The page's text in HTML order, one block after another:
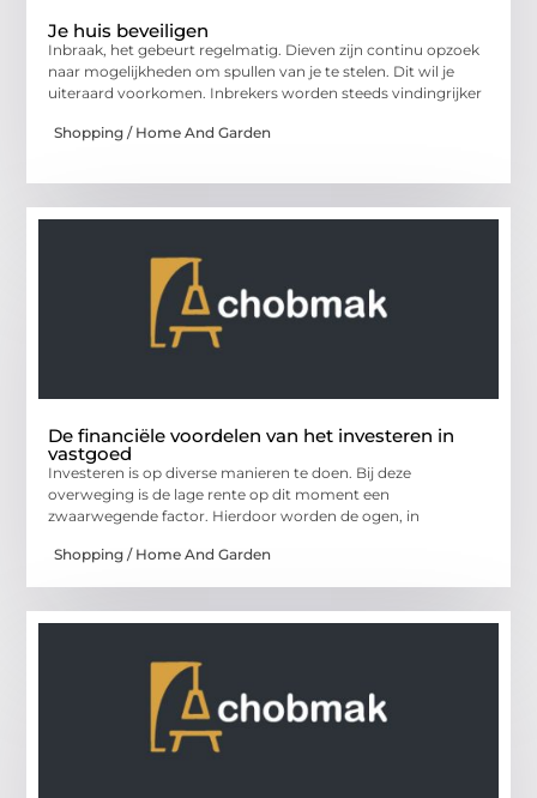
Je huis beveiligen
Inbraak, het gebeurt regelmatig. Dieven zijn continu opzoek
naar mogelijkheden om spullen van je te stelen. Dit wil je
uiteraard voorkomen. Inbrekers worden steeds vindingrijker
Shopping / Home And Garden
De financiële voordelen van het investeren in
vastgoed
Investeren is op diverse manieren te doen. Bij deze
overweging is de lage rente op dit moment een
zwaarwegende factor. Hierdoor worden de ogen, in
Shopping / Home And Garden